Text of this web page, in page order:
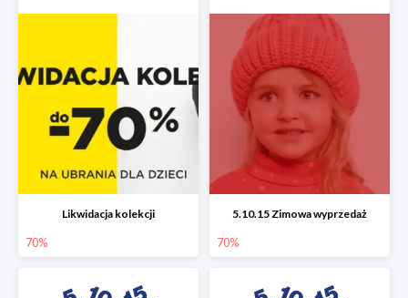
Likwidacja kolekcji
70%
5.10.15 Zimowa wyprzedaż
70%